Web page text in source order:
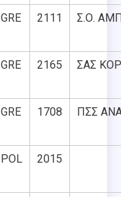
GRE 2111 Σ.Ο.
GRE 2165 ΣΑΣ
GRE 1708 ΠΣΣ
POL 2015